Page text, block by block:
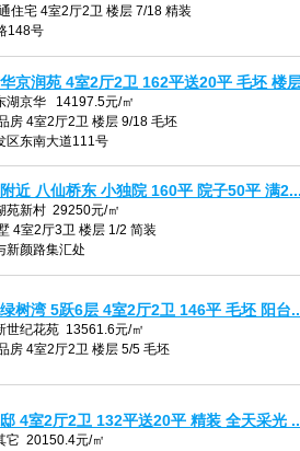
住宅 4室2厅2卫 楼层 7/18 精装
148号
京润苑 4室2厅2卫 162平送20平 毛坯 楼
湖京华 14197.5元/㎡
房 4室2厅2卫 楼层 9/18 毛坯
区东南大道111号
近 八仙桥东 小独院 160平 院子50平 满
苑新村 29250元/㎡
4室2厅3卫 楼层 1/2 简装
新颜路集汇处
树湾 5跃6层 4室2厅2卫 146平 毛坯 阳台
世纪花苑 13561.6元/㎡
房 4室2厅2卫 楼层 5/5 毛坯
4室2厅2卫 132平送20平 精装 全天采光
它 20150.4元/㎡